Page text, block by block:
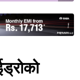
Sponsored